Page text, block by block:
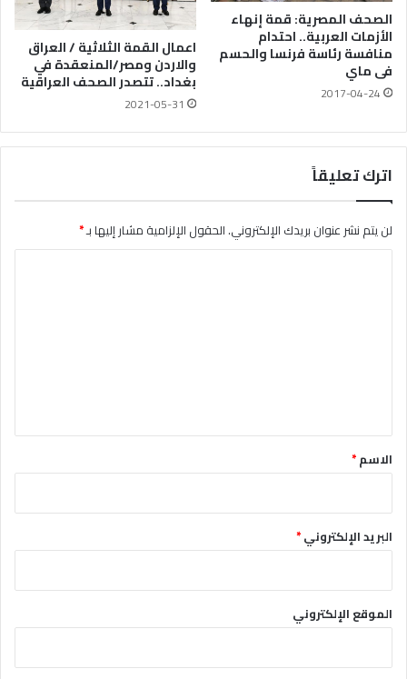
الصحف المصرية: قمة إنهاء
الأزمات العربية.. احتدام
منافسة رئاسة فرنسا والحسم
فى ماي
2017-04-24
اعمال القمة الثلاثية / العراق
والاردن ومصر/المنعقدة في
بغداد.. تتصدر الصحف العراقية
2021-05-31
اترك تعليقاً
لن يتم نشر عنوان بريدك الإلكتروني.الحقول الإلزامية مشار إليها بـ*
*الاسم*
البريد الإلكتروني*
الموقع الإلكتروني